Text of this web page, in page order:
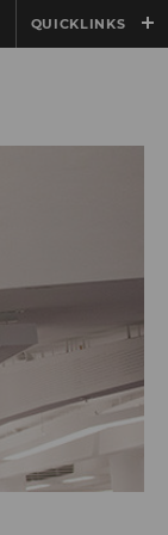
QUICKLINKS